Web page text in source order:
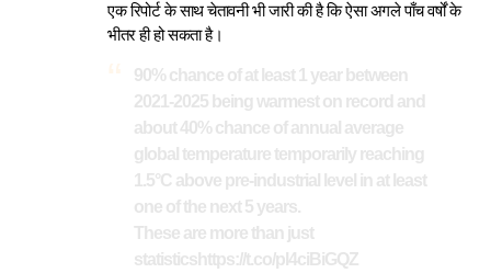
एक रिपोर्ट के साथ चेतावनी भी जारी की है कि ऐसा अगले पाँच वर्षों के
भीतर ही हो सकता है।
90% chance of at least 1 year between
2021-2025 being warmest on record and
about 40% chance of annual average
global temperature temporarily reaching
1.5°C above pre-industrial level in at least
one of the next 5 years.
These are more than just
statistics https://t.co/pl4ciBiGQZ